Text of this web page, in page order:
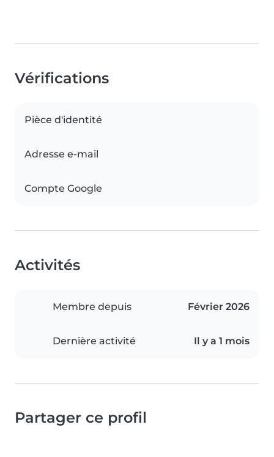
Vérifications
Pièce d'identité
Adresse e-mail
Compte Google
Activités
Membre depuis Février 2026
Dernière activité Il y a 1 mois
Partager ce profil